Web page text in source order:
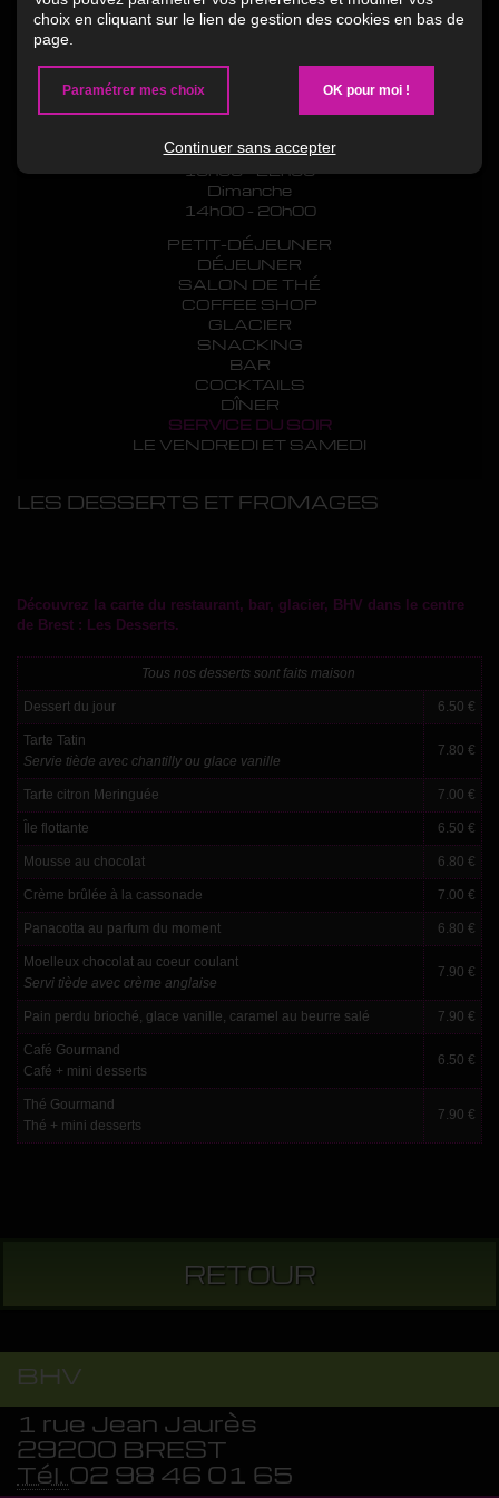
Lundi au Mercredi
Jeudi
9h00 - 21h00
Vendredi
Samedi
10h00 - 22h00
Dimanche
14h00 - 20h00
PETIT-DÉJEUNER
DÉJEUNER
SALON DE THÉ
COFFEE SHOP
GLACIER
SNACKING
BAR
COCKTAILS
DÎNER
SERVICE DU SOIR
LE VENDREDI ET SAMEDI
Découvrez la carte du restaurant, bar, glacier, BHV dans le centre
de Brest : Les Desserts.
Tous nos desserts sont faits maison
Dessert du jour 6.50 €
Tarte Tatin
Servie tiède avec chantilly ou glace vanille
7.80 €
Tarte citron Meringuée 7.00 €
Ȋle flottante 6.50 €
Mousse au chocolat 6.80 €
Crème brûlée à la cassonade 7.00 €
Panacotta au parfum du moment 6.80 €
Moelleux chocolat au coeur coulant
Servi tiède avec crème anglaise
7.90 €
Pain perdu brioché, glace vanille, caramel au beurre salé 7.90 €
Café Gourmand
Café + mini desserts
6.50 €
Thé Gourmand
Thé + mini desserts
7.90 €
RETOUR
LES DESSERTS ET FROMAGES
BHV
1 rue Jean Jaurès
29200 BREST
Tél. 02 98 46 01 65
choix en cliquant sur le lien de gestion des cookies en bas de
page.
Paramétrer mes choix OK pour moi !
Continuer sans accepter